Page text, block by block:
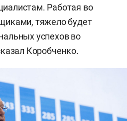
Работая во
тяжело будет
успехов во
Коробченко.